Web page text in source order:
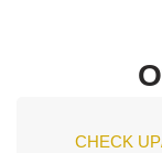
CHECK